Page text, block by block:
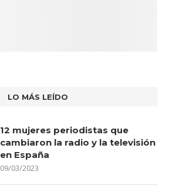
LO MÁS LEÍDO
12 mujeres periodistas que
cambiaron la radio y la televisión
en España
09/03/2023